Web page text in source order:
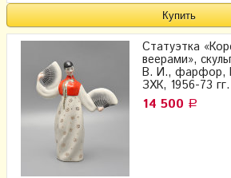
Статуэтка
веерами»,
В. И., фарфор,
ЗХК, 1956-73 гг.
14 500 Р